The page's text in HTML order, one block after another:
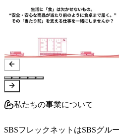
私たちの事業について
SBSフレックネットはSBSグル